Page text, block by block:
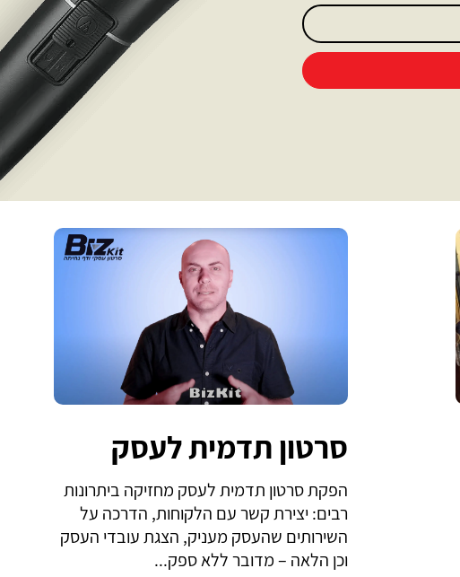
סרטון תדמית לעסק
הפקת סרטון תדמית לעסק מחזיקה ביתרונות
רבים: יצירת קשר עם הלקוחות, הדרכה על
השירותים שהעסק מעניק, הצגת עובדי העסק
וכן הלאה – מדובר ללא ספק...